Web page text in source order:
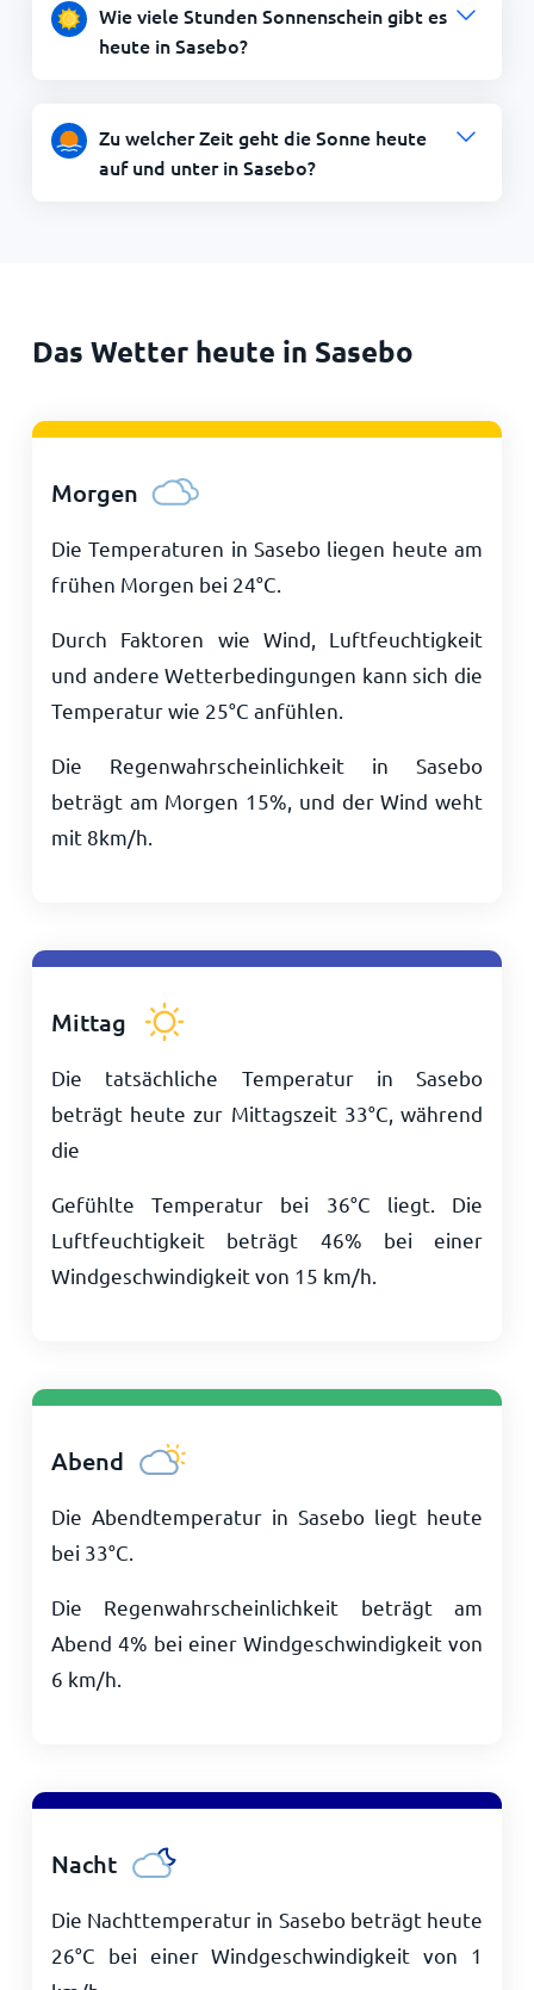
Wie viele Stunden Sonnenschein gibt es
heute in Sasebo?
Zu welcher Zeit geht die Sonne heute
auf und unter in Sasebo?
Das Wetter heute in Sasebo
Morgen
Die Temperaturen in Sasebo liegen heute am
frühen Morgen bei 24°C
Durch Faktoren wie Wind, Luftfeuchtigkeit
und andere Wetterbedingungen kann sich die
Temperatur wie 25°C anfühlen.
Die Regenwahrscheinlichkeit in Sasebo
beträgt am Morgen 15%, und der Wind weht
mit 8km/h
Mittag
Die tatsächliche Temperatur in Sasebo
beträgt heute zur Mittagszeit 33°C , während
die
Gefühlte Temperatur bei 36°C liegt. Die
Luftfeuchtigkeit beträgt 46% bei einer
Windgeschwindigkeit von 15 km/h
Abend
Die Abendtemperatur in Sasebo liegt heute
bei 33°C
Die Regenwahrscheinlichkeit beträgt am
Abend 4% bei einer Windgeschwindigkeit von
6 km/h
Nacht
Die Nachttemperatur in Sasebo beträgt heute
26°C bei einer Windgeschwindigkeit von 1